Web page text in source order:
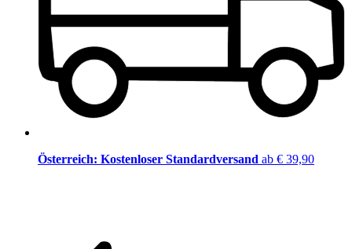
Österreich: Kostenloser Standardversand ab € 39,90